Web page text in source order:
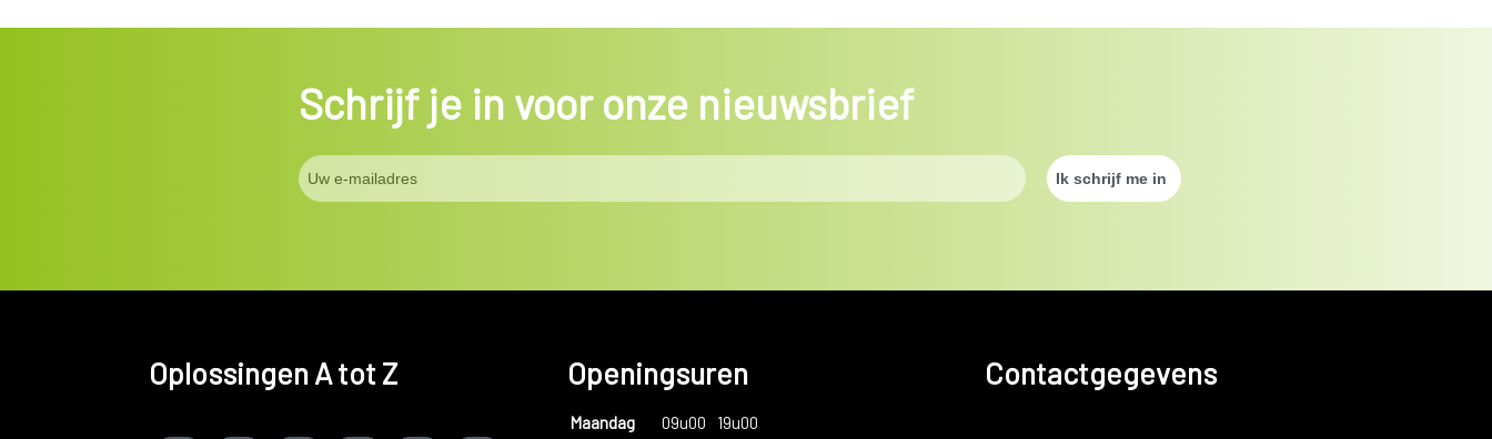
Schrijf je in voor onze nieuwsbrief
Oplossingen A tot Z Openingsuren
Maandag 09u00
19u00
Contactgegevens